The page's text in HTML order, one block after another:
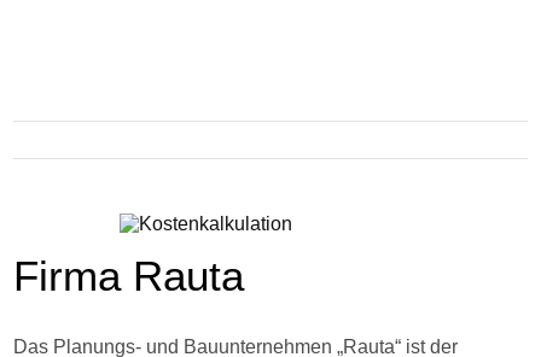
Firma Rauta
Das Planungs- und Bauunternehmen „Rauta“ ist der